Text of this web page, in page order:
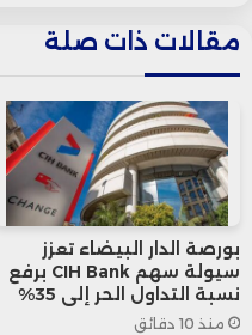
يعكس
بنسبة 0,04 في المائة إلى 1.078,28 نقطة.
مقالات ذات صلة
بورصة الدار البيضاء تعزز
سيولة سهم CIH Bank برفع
نسبة التداول الحر إلى 35%
منذ 10 دقائق